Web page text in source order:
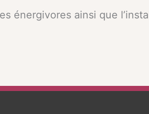
énergivores ainsi que